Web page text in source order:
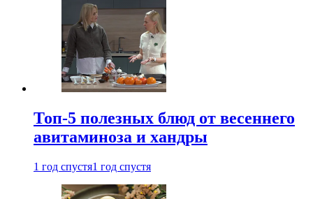
Топ-5 полезных блюд от весеннего
авитаминоза и хандры
1 год спустя1 год спустя